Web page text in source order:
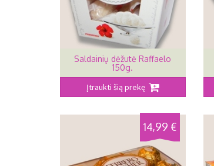
Saldainių dėžutė Raffaelo
150g.
Įtraukti šią prekę
14,99 €